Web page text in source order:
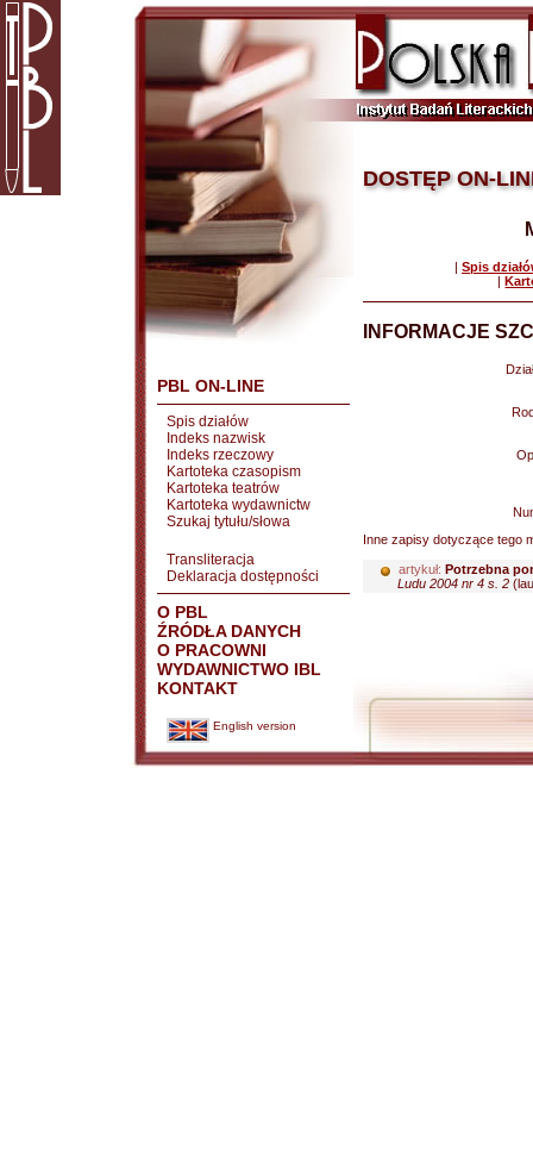
PBL ON-LINE
Spis działów
Indeks nazwisk
Indeks rzeczowy
Kartoteka czasopism
Kartoteka teatrów
Kartoteka wydawnictw
Szukaj tytułu/słowa
Transliteracja
Deklaracja dostępności
O PBL
ŹRÓDŁA DANYCH
O PRACOWNI
WYDAWNICTWO IBL
KONTAKT
English version
DOSTĘP ON-
| Spis
|
INFORMACJE
Inne zapisy dotyczące tego
artykuł: Potrzebna
Ludu 2004 nr 4 s. 2